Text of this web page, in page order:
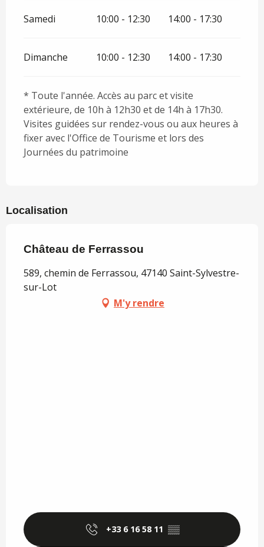
Samedi 10:00 - 12:30 14:00 - 17:30
Dimanche 10:00 - 12:30 14:00 - 17:30
* Toute l'année. Accès au parc et visite
extérieure, de 10h à 12h30 et de 14h à 17h30.
Visites guidées sur rendez-vous ou aux heures à
fixer avec l'Office de Tourisme et lors des
Journées du patrimoine
Localisation
Château de Ferrassou
589, chemin de Ferrassou, 47140 Saint-Sylvestre-
sur-Lot
M'y rendre
+33 6 16 58 11 ▒▒